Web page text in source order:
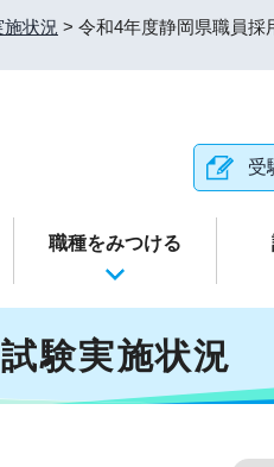
状況 > 令和4年度静岡県職員採
受
職種をみつける
験実施状況